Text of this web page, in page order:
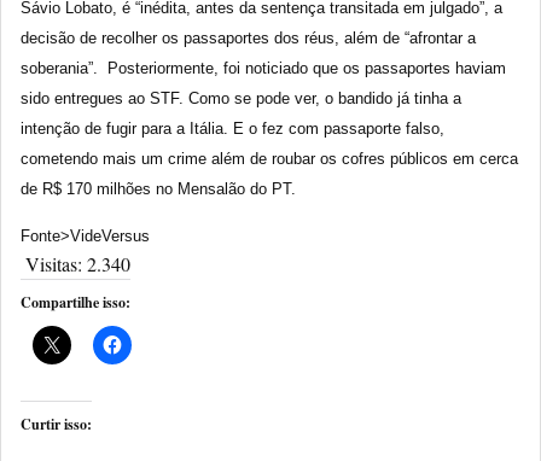
Sávio Lobato, é “inédita, antes da sentença transitada em julgado”, a
decisão de recolher os passaportes dos réus, além de “afrontar a
soberania”. Posteriormente, foi noticiado que os passaportes haviam
sido entregues ao STF. Como se pode ver, o bandido já tinha a
intenção de fugir para a Itália. E o fez com passaporte falso,
cometendo mais um crime além de roubar os cofres públicos em cerca
de R$ 170 milhões no Mensalão do PT.
Fonte>VideVersus
Visitas: 2.340
Compartilhe isso:
Curtir isso: